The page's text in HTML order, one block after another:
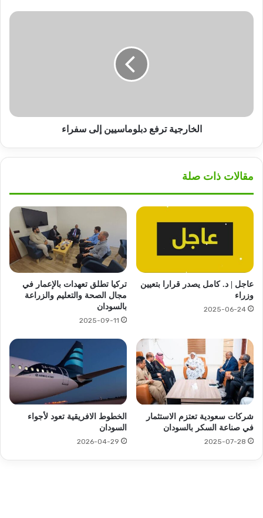
الخارجية
الخارجية ترفع دبلوماسيين إلى سفراء
مقالات ذات صلة
عاجل | د. كامل يصدر قرارا بتعيين
وزراء
2025-06-24
تركيا تطلق تعهدات بالإعمار في
مجال الصحة والتعليم والزراعة
بالسودان
2025-09-11
شركات سعودية تعتزم الاستثمار
في صناعة السكر بالسودان
2025-07-28
الخطوط الافريقية تعود لأجواء
السودان
2026-04-29